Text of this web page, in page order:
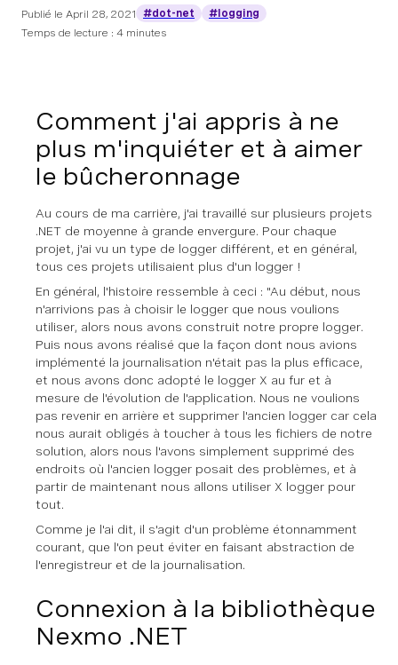
Publié le April 28, 2021 #dot-net
#logging
Temps de lecture : 4 minutes
Comment j'ai appris à ne
plus m'inquiéter et à aimer
le bûcheronnage
Au cours de ma carrière, j'ai travaillé sur plusieurs projets
.NET de moyenne à grande envergure. Pour chaque
projet, j'ai vu un type de logger différent, et en général,
tous ces projets utilisaient plus d'un logger !
En général, l'histoire ressemble à ceci : "Au début, nous
n'arrivions pas à choisir le logger que nous voulions
utiliser, alors nous avons construit notre propre logger.
Puis nous avons réalisé que la façon dont nous avions
implémenté la journalisation n'était pas la plus efficace,
et nous avons donc adopté le logger X au fur et à
mesure de l'évolution de l'application. Nous ne voulions
pas revenir en arrière et supprimer l'ancien logger car cela
nous aurait obligés à toucher à tous les fichiers de notre
solution, alors nous l'avons simplement supprimé des
endroits où l'ancien logger posait des problèmes, et à
partir de maintenant nous allons utiliser X logger pour
tout.
Comme je l'ai dit, il s'agit d'un problème étonnamment
courant, que l'on peut éviter en faisant abstraction de
l'enregistreur et de la journalisation.
Connexion à la bibliothèque
Nexmo .NET